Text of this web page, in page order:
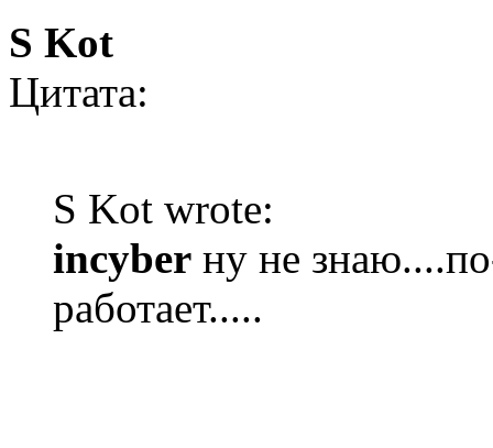
S Kot
Цитата:
S Kot wrote:
incyber ну не
работает.....